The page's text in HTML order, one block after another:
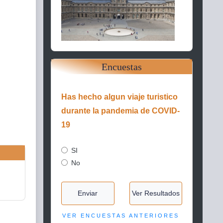
Encuestas
Has hecho algun viaje turistico
durante la pandemia de COVID-
19
SI
No
Enviar Ver Resultados
VER ENCUESTAS ANTERIORES